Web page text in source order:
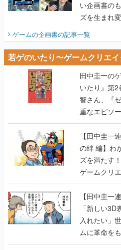
若ゲのいたり〜ゲームクリエ
田中圭一の
いたり』第2
智さん、『
重なエピソ
【田中圭一連
の絆 編】わ
ズを満たす
ゲームクリ
【若ゲのい
【田中圭一
「新しい3D
入れたい」
ムに革命を
のいたり】
【田中圭一
合環境「
で、開発環